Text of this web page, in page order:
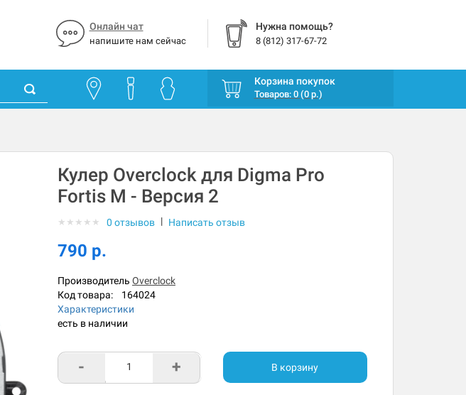
Онлайн чат
напишите нам сейчас
Нужна помощь?
8 (812) 317-67-72
Корзина покупок
Товаров: 0 (0 р.)
Кулер Overclock для Digma Pro
Fortis M - Версия 2
★ ★ ★ ★ ★ 0 отзывов | Написать отзыв
790 р.
Производитель Overclock
Код товара: 164024
Характеристики
есть в наличии
- + В корзину